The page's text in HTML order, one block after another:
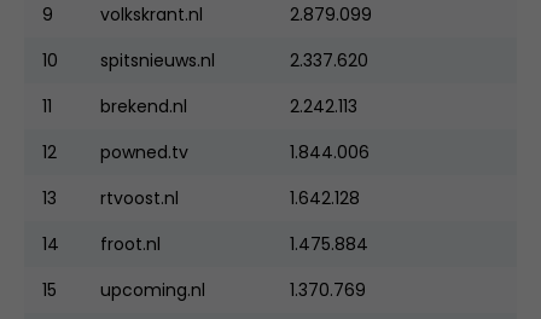
9
volkskrant.nl
2.879.099
10
spitsnieuws.nl
2.337.620
11
brekend.nl
2.242.113
12
powned.tv
1.844.006
13
rtvoost.nl
1.642.128
14
froot.nl
1.475.884
15
upcoming.nl
1.370.769